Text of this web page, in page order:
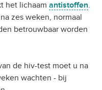
het lichaam antistoffen.
zes weken, normaal
betrouwbaar worden
de hiv-test moet u na
wachten - bij